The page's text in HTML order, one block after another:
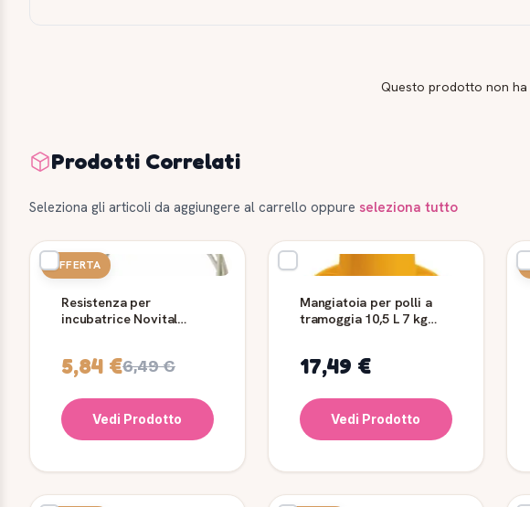
Questo prodotto non
Prodotti Correlati
Seleziona gli articoli da aggiungere al carrello oppure seleziona tutto
OFFERTA
Resistenza per
incubatrice Novital
5,84 €6,49 €
Vedi Prodotto
Mangiatoia per polli a
tramoggia 10,5 L 7 kg
17,49 €
Vedi Prodotto